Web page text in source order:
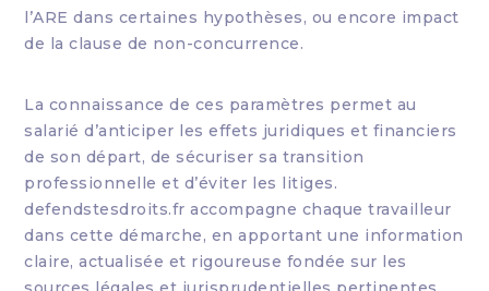
l’ARE dans certaines hypothèses, ou encore impact
de la clause de non-concurrence.
La connaissance de ces paramètres permet au
salarié d’anticiper les effets juridiques et financiers
de son départ, de sécuriser sa transition
professionnelle et d’éviter les litiges.
defendstesdroits.fr accompagne chaque travailleur
dans cette démarche, en apportant une information
claire, actualisée et rigoureuse fondée sur les